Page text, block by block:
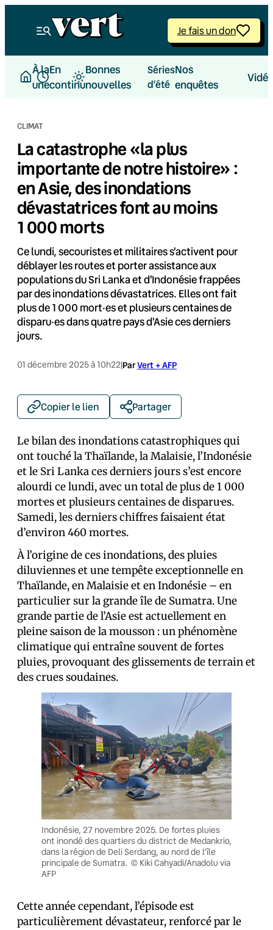
Je fais un don
À la
une
En
continu
Bonnes
nouvelles
Séries
d’été
Nos
enquêtes
CLIMAT
La catastrophe «la plus
importante de notre histoire» :
en Asie, des inondations
dévastatrices font au moins
1 000 morts
Ce lundi, secouristes et militaires s'activent pour
déblayer les routes et porter assistance aux
populations du Sri Lanka et d'Indonésie frappées
par des inondations dévastatrices. Elles ont fait
plus de 1 000 mort·es et plusieurs centaines de
disparu·es dans quatre pays d'Asie ces derniers
jours.
01 décembre 2025 à 10h22|ParVert + AFP
Copier le lien Partager
Le bilan des inondations catastrophiques qui
ont touché la Thaïlande, la Malaisie, l’Indonésie
et le Sri Lanka ces derniers jours s’est encore
alourdi ce lundi, avec un total de plus de 1 000
mort·es et plusieurs centaines de disparu·es.
Samedi, les derniers chiffres faisaient état
d’environ 460 mort·es.
À l’origine de ces inondations, des pluies
diluviennes et une tempête exceptionnelle en
Thaïlande, en Malaisie et en Indonésie – en
particulier sur la grande île de Sumatra. Une
grande partie de l’Asie est actuellement en
pleine saison de la mousson : un phénomène
climatique qui entraîne souvent de fortes
pluies, provoquant des glissements de terrain et
des crues soudaines.
Indonésie, 27 novembre 2025. De fortes pluies
ont inondé des quartiers du district de Medankrio,
dans la région de Deli Serdang, au nord de l’île
principale de Sumatra. © Kiki Cahyadi/Anadolu via
AFP
Cette année cependant, l’épisode est
particulièrement dévastateur, renforcé par le